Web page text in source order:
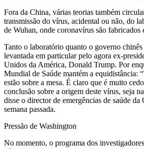
Fora da China, várias teorias também
transmissão do vírus, acidental ou não, do
de Wuhan, onde coronavírus são fabricados
Tanto o laboratório quanto o governo chinês
levantada em particular pelo agora ex-
Unidos da América, Donald Trump. Por
Mundial de Saúde mantém a equidistância:
estão sobre a mesa. É claro que é muito
conclusão sobre a origem deste vírus, seja
disse o director de emergências de saúde
semana passada.
Pressão de Washington
No momento, o programa dos